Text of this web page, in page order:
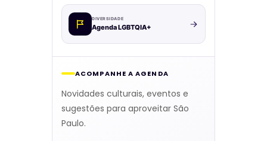
DIVERSIDADE
Agenda LGBTQIA+
ACOMPANHE A AGENDA
Novidades culturais, eventos e
sugestões para aproveitar São
Paulo.